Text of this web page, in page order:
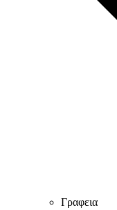
Γραφεια